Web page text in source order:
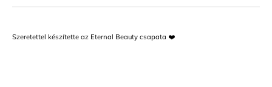
Szeretettel készítette az Eternal Beauty csapata ❤️